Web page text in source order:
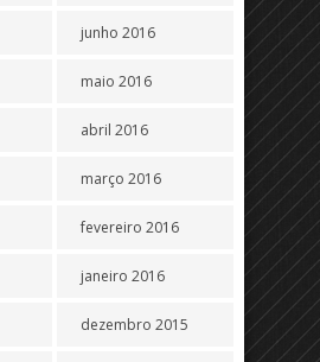
junho 2016
maio 2016
abril 2016
março 2016
fevereiro 2016
janeiro 2016
dezembro 2015